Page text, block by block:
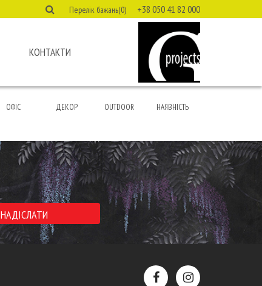
Перелік бажань(0) +38 050 41 82 000
КОНТАКТИ
ОФІС ДЕКОР OUTDOOR НАЯВНІСТЬ